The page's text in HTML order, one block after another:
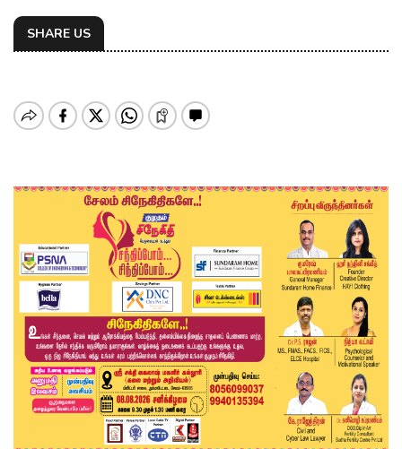
SHARE US